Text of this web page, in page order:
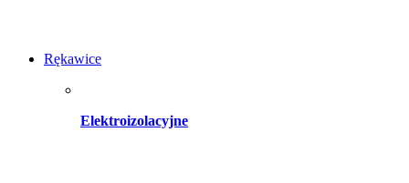
Rękawice
Elektroizolacyjne